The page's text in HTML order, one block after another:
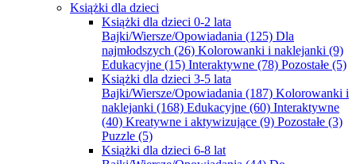
Książki dla dzieci
Książki dla dzieci 0-2 lata
Bajki/Wiersze/Opowiadania (125) Dla
najmłodszych (26) Kolorowanki i naklejanki (9)
Edukacyjne (15) Interaktywne (78) Pozostałe (5)
Książki dla dzieci 3-5 lata
Bajki/Wiersze/Opowiadania (187) Kolorowanki i
naklejanki (168) Edukacyjne (60) Interaktywne
(40) Kreatywne i aktywizujące (9) Pozostałe (3)
Puzzle (5)
Książki dla dzieci 6-8 lat